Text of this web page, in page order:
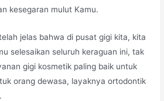
kesegaran mulut Kamu.
jelas bahwa di pusat gigi kita, kita
selesaikan seluruh keraguan ini, tak
gigi kosmetik paling baik untuk
orang dewasa, layaknya ortodontik